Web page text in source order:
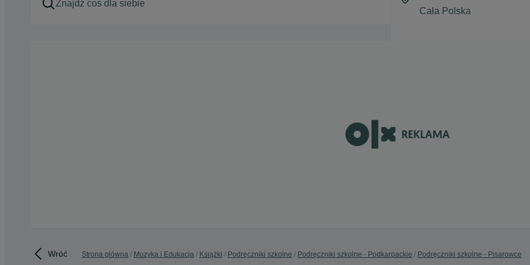
Wróć Strona główna Muzyka i Edukacja Książki Podręczniki szkolne Podręczniki szkolne - Podkarpackie Podręczniki szkolne - Pisarowce